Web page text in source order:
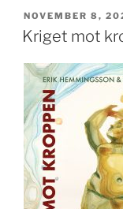
PUBLICERAT
NOVEMBER 8,
Kriget mot